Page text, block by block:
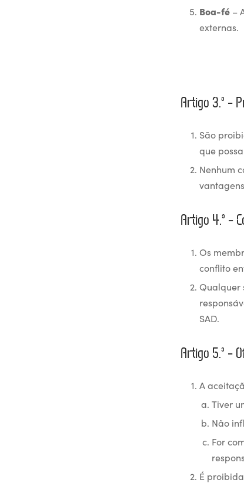
Boa-fé–
externas.
Artigo 3.º –
São
que
Nenhum
Artigo 4.º –
Os
conflito
Qualquer
SAD.
Artigo 5.º –
A
Tiver
Não
For
É